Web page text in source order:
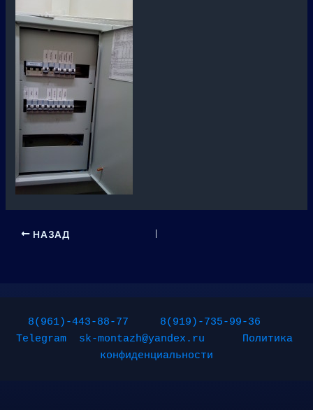
НАЗАД
8(961)-443-88-77
8(919)-735-99-36
Telegram
sk-montazh@yandex.ru
Политика
конфиденциальности